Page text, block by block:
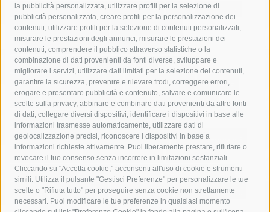
la pubblicità personalizzata, utilizzare profili per la selezione di
pubblicità personalizzata, creare profili per la personalizzazione dei
contenuti, utilizzare profili per la selezione di contenuti personalizzati,
misurare le prestazioni degli annunci, misurare le prestazioni dei
contenuti, comprendere il pubblico attraverso statistiche o la
combinazione di dati provenienti da fonti diverse, sviluppare e
migliorare i servizi, utilizzare dati limitati per la selezione dei contenuti,
garantire la sicurezza, prevenire e rilevare frodi, correggere errori,
erogare e presentare pubblicità e contenuto, salvare e comunicare le
scelte sulla privacy, abbinare e combinare dati provenienti da altre fonti
di dati, collegare diversi dispositivi, identificare i dispositivi in base alle
informazioni trasmesse automaticamente, utilizzare dati di
geolocalizzazione precisi, riconoscere i dispositivi in base a
informazioni richieste attivamente. Puoi liberamente prestare, rifiutare o
revocare il tuo consenso senza incorrere in limitazioni sostanziali.
Cliccando su "Accetta cookie," acconsenti all'uso di cookie e strumenti
simili. Utilizza il pulsante "Gestisci Preferenze" per personalizzare le tue
scelte o "Rifiuta tutto" per proseguire senza cookie non strettamente
necessari. Puoi modificare le tue preferenze in qualsiasi momento
Asl Napoli 3 sud
capitaneria di porto capri
carabinieri
castellammare di stabia
circumvesuviana
comune di sorrento
concerto
contagi
costiera amalfitana
covid-19 eav
elezioni
fondazione sorrento
gori guardia costiera
incidente
lavori
lorenzo balducelli mare
massa lubrense
massimo coppola
Meta napoli
ordinanza
penisola sorrentina
piano di sorrento
polizia municipale
protezione civile
Regione Campania
sant'agnello
sindaco cuomo
sorrento studenti temporali
treni
turismo
Vico Equense villa fiorentino vincenzo de luca